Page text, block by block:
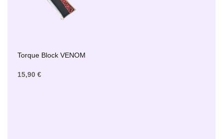
Torque Block VENOM
15,90 €